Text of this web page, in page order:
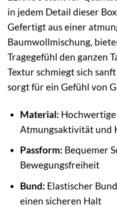
in jedem Detail dieser
Gefertigt aus einer
Baumwollmischung,
Tragegefühl den ganzen
Textur schmiegt sich
sorgt für ein Gefühl von
Material:
Atmungsaktivität und
Passform: Bequemer
Bewegungsfreiheit
Bund: Elastischer
einen sicheren Halt